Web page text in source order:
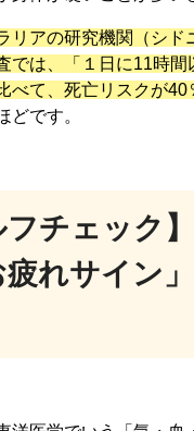
リアの研究機関（シド
では、「１日に11時間
べて、死亡リスクが40
どです。
フチェック
疲れサイン